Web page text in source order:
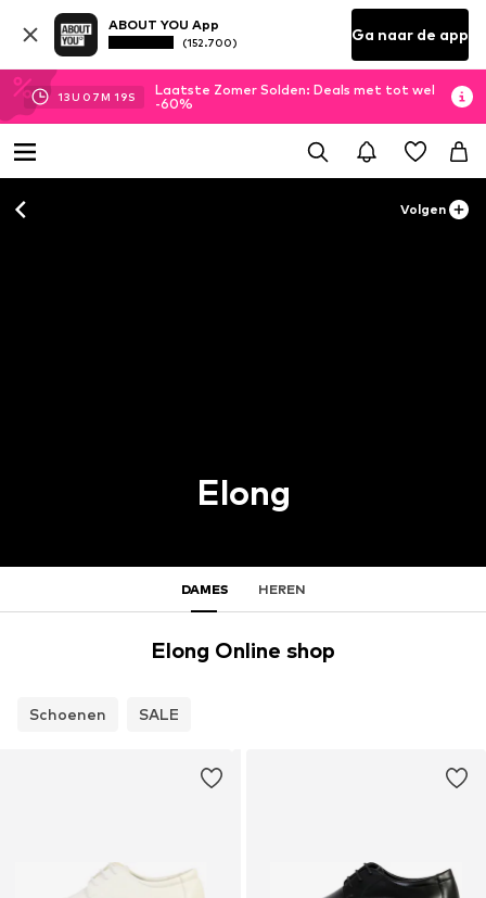
ABOUT YOU App
(152.700) Ga naar de app
13U 07M 19S
Laatste Zomer Solden: Deals met tot wel
-60%
Volgen
Elong
DAMES HEREN
Elong Online shop
Schoenen SALE